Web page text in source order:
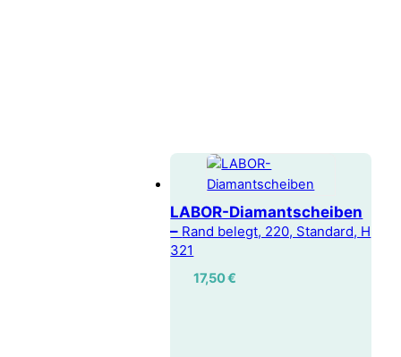
LABOR-Diamantscheiben
– Rand belegt, 220, Standard, H
321
17,50€